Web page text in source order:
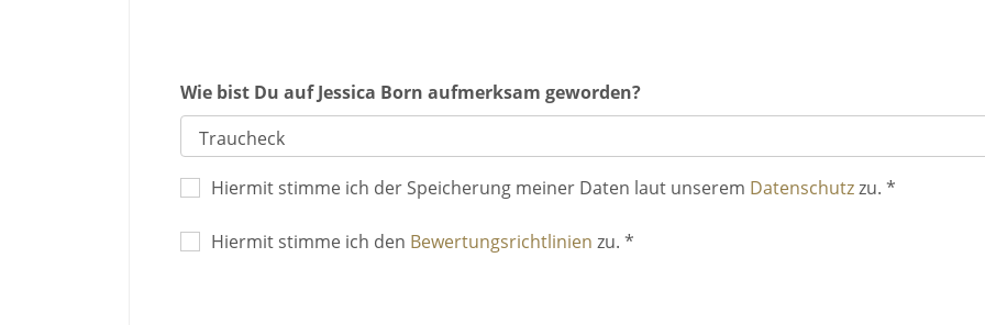
Wie bist Du auf Jessica Born aufmerksam geworden?
Hiermit stimme ich der Speicherung meiner Daten laut unserem Datenschutzzu. *
Hiermit stimme ich den Bewertungsrichtlinien zu. *